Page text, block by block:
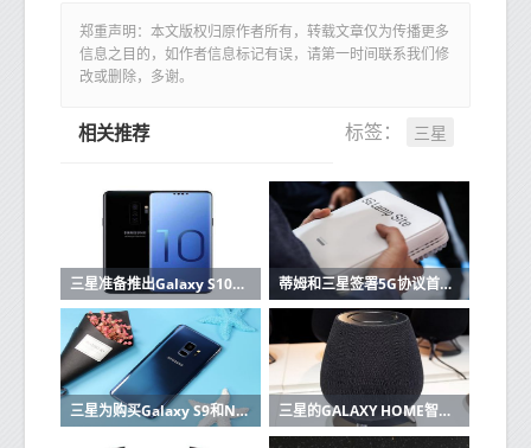
郑重声明：本文版权归原作者所有，转载文章仅为传播更多
信息之目的，如作者信息标记有误，请第一时间联系我们修
改或删除，多谢。
标签： 三星
相关推荐
三星准备推出Galaxy S10这里有功能和价格 蒂姆和三星签署5G协议首批设备已在2019年
三星为购买Galaxy S9和Note 9的用户提供高达200欧元的报销 三星的GALAXY HOME智能音箱在UNPACKED 2019上没有亮相